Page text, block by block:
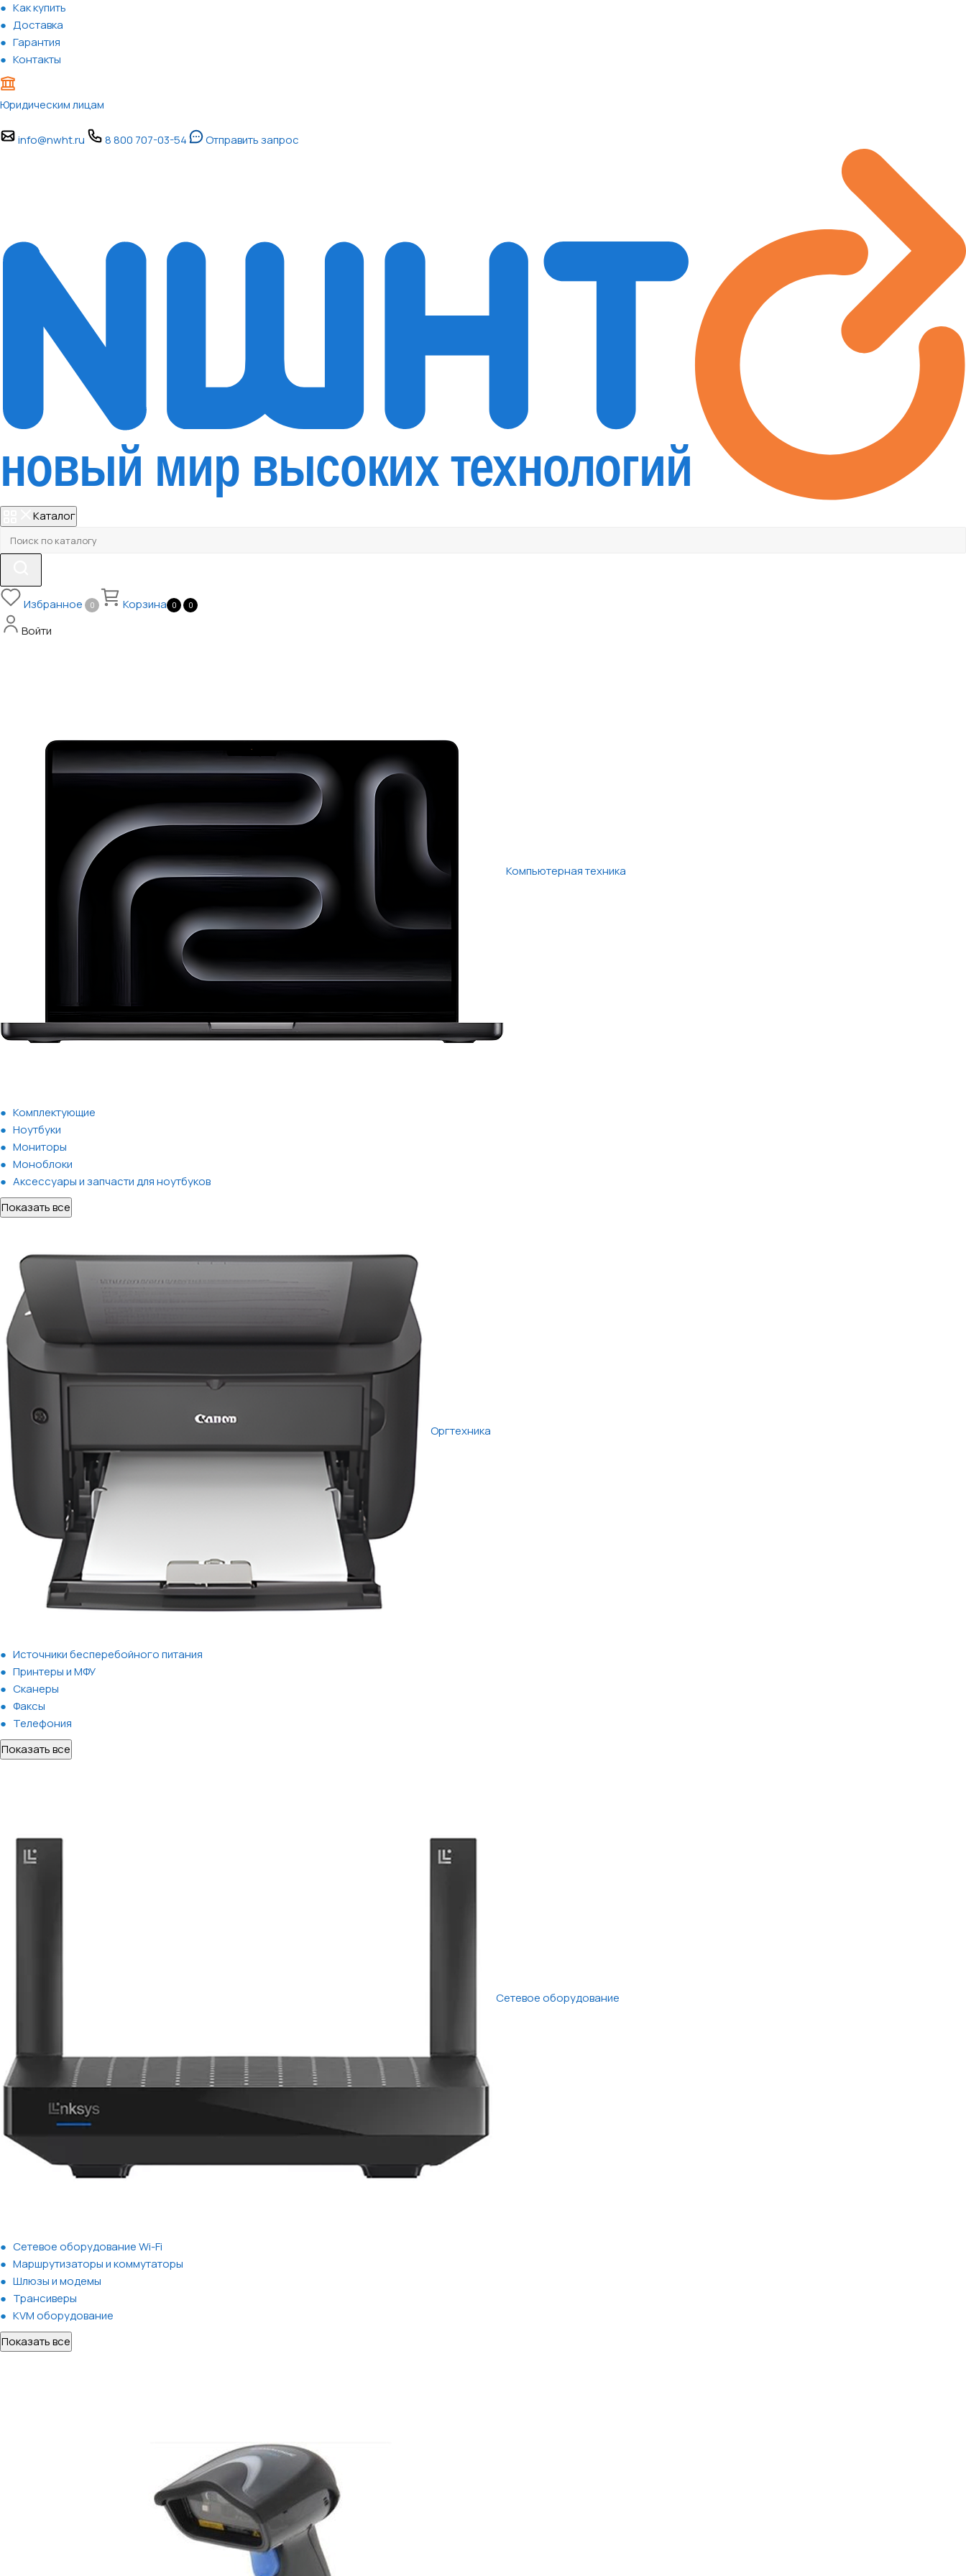
Как купить
Доставка
Гарантия
Контакты
Юридическим лицам
info@nwht.ru 8 800 707-03-54 Отправить запрос
Каталог
Избранное 0 Корзина 0 0
Войти
Компьютерная техника
Комплектующие
Ноутбуки
Мониторы
Моноблоки
Аксессуары и запчасти для ноутбуков
Показать все
Оргтехника
Источники бесперебойного питания
Принтеры и МФУ
Сканеры
Факсы
Телефония
Показать все
Сетевое оборудование
Сетевое оборудование Wi-Fi
Маршрутизаторы и коммутаторы
Шлюзы и модемы
Трансиверы
KVM оборудование
Показать все